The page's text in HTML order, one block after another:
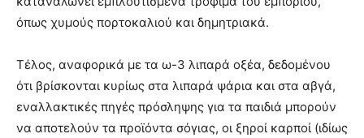
όπως χυμούς πορτοκαλιού και δημητριακά.
Τέλος, αναφορικά με τα ω-3 λιπαρά οξέα, δεδομένου
ότι βρίσκονται κυρίως στα λιπαρά ψάρια και στα αβγά,
εναλλακτικές πηγές πρόσληψης για τα παιδιά μπορούν
να αποτελούν τα προϊόντα σόγιας, οι ξηροί καρποί (ιδίως